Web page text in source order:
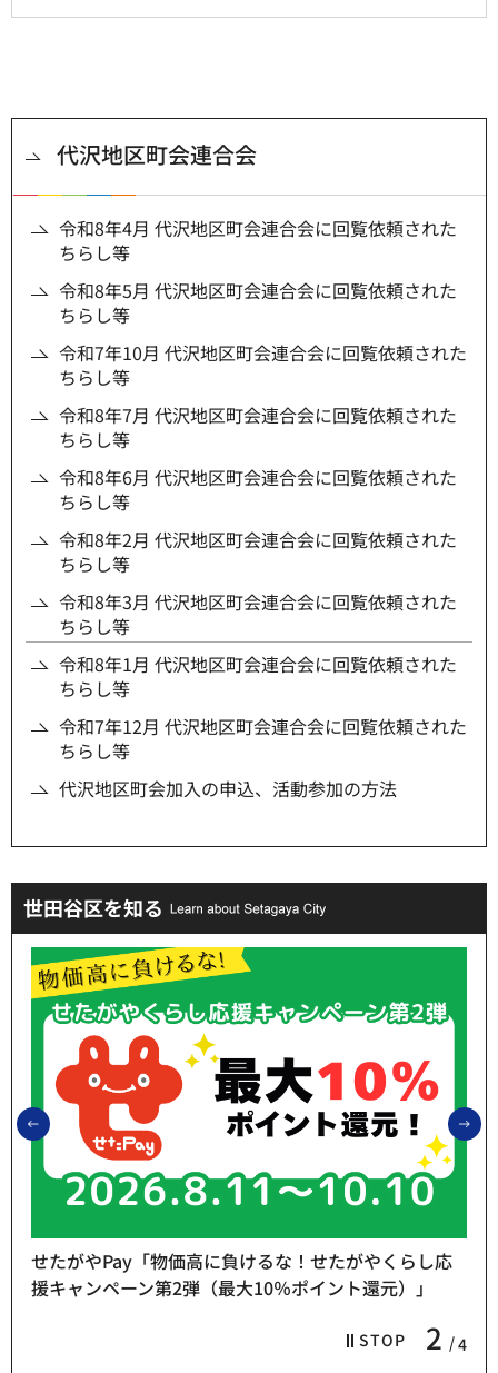
代沢地区町会連合会
令和8年4月 代沢地区町会連合会に回覧依頼された
ちらし等
令和8年5月 代沢地区町会連合会に回覧依頼された
ちらし等
令和7年10月 代沢地区町会連合会に回覧依頼された
ちらし等
令和8年7月 代沢地区町会連合会に回覧依頼された
ちらし等
令和8年6月 代沢地区町会連合会に回覧依頼された
ちらし等
令和8年2月 代沢地区町会連合会に回覧依頼された
ちらし等
令和8年3月 代沢地区町会連合会に回覧依頼された
ちらし等
令和8年1月 代沢地区町会連合会に回覧依頼された
ちらし等
令和7年12月 代沢地区町会連合会に回覧依頼された
ちらし等
代沢地区町会加入の申込、活動参加の方法
世田谷区を知る
前のスライドを表示
STOP 2 4
せたがやPay「物価高に負けるな！せたがやくらし応
援キャンペーン第2弾（最大10％ポイント還元）」